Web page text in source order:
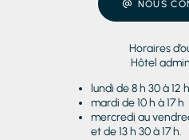
NOUS
Horaires
Hôtel
lundi de 8 h 30 à 12
mardi de 10 h à 17 h
mercredi au
et de 13 h 30 à 17 h.